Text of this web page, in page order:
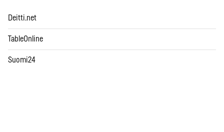
Deitti.net
TableOnline
Suomi24